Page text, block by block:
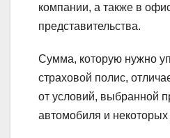
компании, а также в
представительства.
Сумма, которую нужно
страховой полис,
от условий, выбранной
автомобиля и некоторых